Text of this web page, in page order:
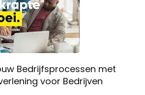
Bedrijfsprocessen met
voor Bedrijven